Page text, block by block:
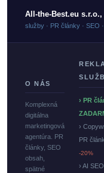
All-the-Best.eu
služby · PR články · SEO
O NÁS
Komplexná
digitálna
marketingová
agentúra. PR
články, SEO
obsah,
spätné
› PR
›
PR
-20%
› AI